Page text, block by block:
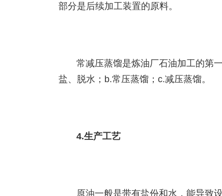
部分是后续加工装置的原料。
常减压蒸馏是炼油厂石油加工的第
盐、脱水；b.常压蒸馏；c.减压蒸馏。
4.生产工艺
原油一般是带有盐份和水，能导致